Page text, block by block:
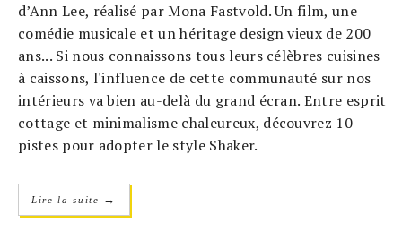
d’Ann Lee, réalisé par Mona Fastvold. Un film, une
comédie musicale et un héritage design vieux de 200
ans... Si nous connaissons tous leurs célèbres cuisines
à caissons, l'influence de cette communauté sur nos
intérieurs va bien au-delà du grand écran. Entre esprit
cottage et minimalisme chaleureux, découvrez 10
pistes pour adopter le style Shaker.
Lire la suite →